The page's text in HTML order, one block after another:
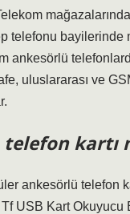
telefonu bayilerinde
ankesörlü
uluslararası ve
kartı
ankesörlü telefon
USB Kart Okuyucu